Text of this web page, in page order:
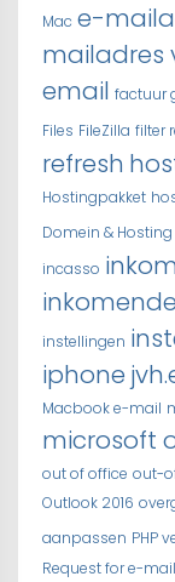
Mac e-
mailadres
email factuur
Files FileZilla filter
refresh
Hostingpakket
Domein & Hosting
incasso
instellingen
iphone
Macbook e-mail
microsoft
out of office out-
Outlook 2016
aanpassen PHP
Request for e-